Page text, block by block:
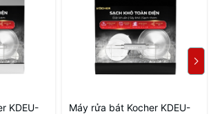
KDEU-
Máy rửa bát Kocher KDEU-